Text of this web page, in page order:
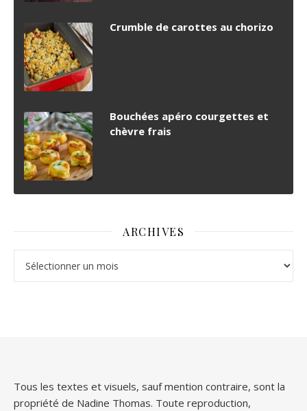
Crumble de carottes au chorizo
Bouchées apéro courgettes et
chèvre frais
ARCHIVES
Tous les textes et visuels, sauf mention contraire, sont la
propriété de Nadine Thomas. Toute reproduction,